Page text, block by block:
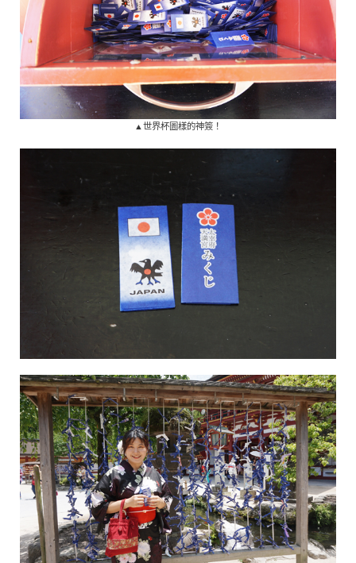
▲世界杯圖樣的神簽！